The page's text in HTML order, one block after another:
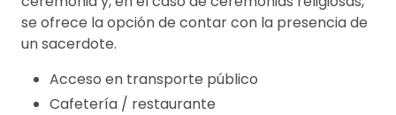
se ofrece la opción de contar con la presencia de
un sacerdote.
Acceso en transporte público
Cafetería / restaurante